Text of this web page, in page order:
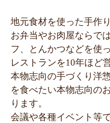
地元食材を使った手作
お弁当やお肉屋ならでは
フ、とんかつなどを使
レストランを10年ほど
本物志向の手づくり洋
を食べたい本物志向の
ります。
会議や各種イベント等